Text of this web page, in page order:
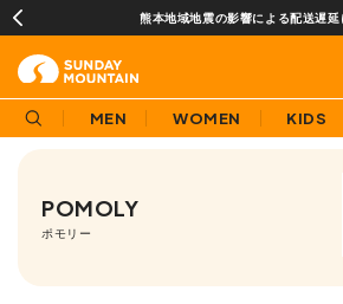
熊本地域地震の影響による配送遅延
MEN WOMEN KIDS
POMOLY
ポモリー